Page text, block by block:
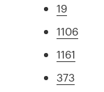
19
1106
1161
373